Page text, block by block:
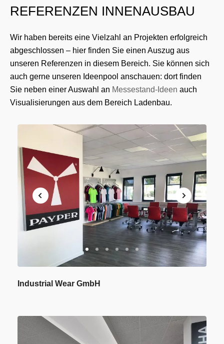
REFERENZEN INNENAUSBAU
Wir haben bereits eine Vielzahl an Projekten erfolgreich
abgeschlossen – hier finden Sie einen Auszug aus
unseren Referenzen in diesem Bereich. Sie können sich
auch gerne unseren Ideenpool anschauen: dort finden
Sie neben einer Auswahl an Messestand-Ideen auch
Visualisierungen aus dem Bereich Ladenbau.
3 5 6
Industrial Wear GmbH